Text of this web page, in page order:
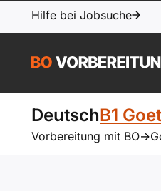
Hilfe bei Jobsuche
DeutschB1
Vorbereitung mit BO->